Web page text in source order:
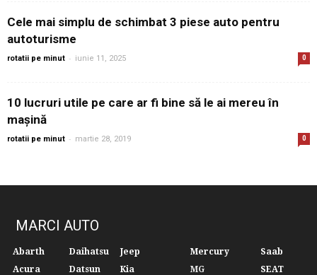
Cele mai simplu de schimbat 3 piese auto pentru
autoturisme
rotatii pe minut - iunie 11, 2025 0
10 lucruri utile pe care ar fi bine să le ai mereu în
mașină
rotatii pe minut - martie 28, 2019 0
MARCI AUTO
Abarth Daihatsu Jeep Mercury
Saab
Acura
Datsun Kia MG
SEAT